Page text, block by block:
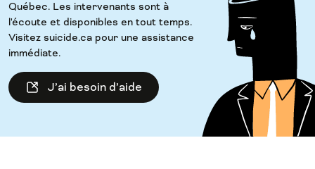
Québec. Les intervenants sont à
l'écoute et disponibles en tout temps.
Visitez suicide.ca pour une assistance
immédiate.
J’ai besoin d’aide